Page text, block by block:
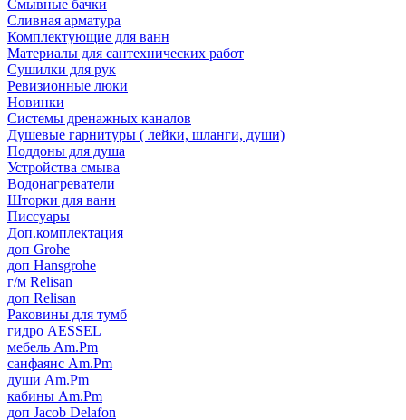
Смывные бачки
Сливная арматура
Комплектующие для ванн
Материалы для сантехнических работ
Сушилки для рук
Ревизионные люки
Новинки
Системы дренажных каналов
Душевые гарнитуры ( лейки, шланги, души)
Поддоны для душа
Устройства смыва
Водонагреватели
Шторки для ванн
Писсуары
Доп.комплектация
доп Grohe
доп Hansgrohe
г/м Relisan
доп Relisan
Раковины для тумб
гидро AESSEL
мебель Am.Pm
санфаянс Am.Pm
души Am.Pm
кабины Am.Pm
доп Jacob Delafon